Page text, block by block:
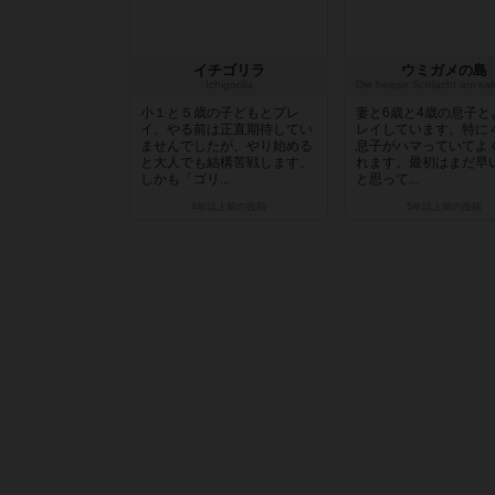
イチゴリラ
小１と５歳の子どもとプレ
イ。やる前は正直期待してい
ませんでしたが、やり始める
と大人でも結構苦戦します。
しかも「ゴリ...
ウミガメの島
妻と6歳と4歳の息子と
レイしています。特に
息子がハマっていてよ
れます。最初はまだ早
と思って...